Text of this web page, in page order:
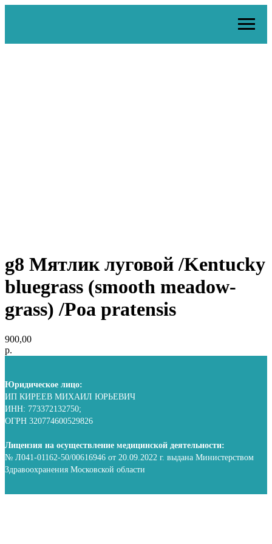
g8 Мятлик луговой /Kentucky
bluegrass (smooth meadow-
grass) /Poa pratensis
900,00
р.
Юридическое лицо:
ИП КИРЕЕВ МИХАИЛ ЮРЬЕВИЧ
ИНН: 773372132750;
ОГРН 320774600529826
Лицензия на осуществление медицинской деятельности:
№ Л041-01162-50/00616946 от 20.09.2022 г. выдана Министерством
Здравоохранения Московской области